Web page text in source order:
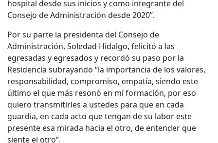
hospital desde sus inicios y como integrante del
Consejo de Administración desde 2020”.
Por su parte la presidenta del Consejo de
Administración, Soledad Hidalgo, felicitó a las
egresadas y egresados y recordó su paso por la
Residencia subrayando “la importancia de los valores,
responsabilidad, compromiso, empatía, siendo este
último el que más resonó en mí formación, por eso
quiero transmitirles a ustedes para que en cada
guardia, en cada acto que tengan de su labor este
presente esa mirada hacia el otro, de entender que
siente el otro”.